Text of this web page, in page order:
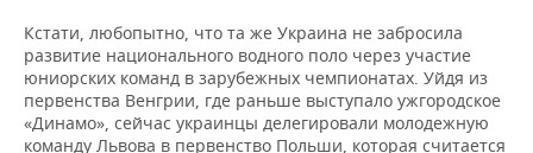
Кстати, любопытно, что та же Украина не забросила
развитие национального водного поло через участие
юниорских команд в зарубежных чемпионатах. Уйдя из
первенства Венгрии, где раньше выступало ужгородское
«Динамо», сейчас украинцы делегировали молодежную
команду Львова в первенство Польши, которая считается